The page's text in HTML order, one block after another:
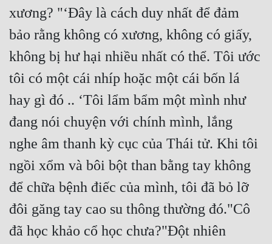
Đông Phương Huyền Huyễn
Đồng Nhân
Cẩu Đạo Trường Sinh
Ngự Thú
Truyện Nữ
Vô Địch Lưu
Xây Dựng Thế Lực
Đam Mỹ
xương? "‘Đây là cách duy nhất để đảm
bảo rằng không có xương, không có giấy,
không bị hư hại nhiều nhất có thể. Tôi ước
tôi có một cái nhíp hoặc một cái bốn lá
hay gì đó .. ‘Tôi lẩm bẩm một mình như
đang nói chuyện với chính mình, lắng
nghe âm thanh kỳ cục của Thái tử. Khi tôi
ngồi xổm và bôi bột than bằng tay không
để chữa bệnh điếc của mình, tôi đã bỏ lỡ
đôi găng tay cao su thông thường đó."Cô
đã học khảo cổ học chưa?"Đột nhiên